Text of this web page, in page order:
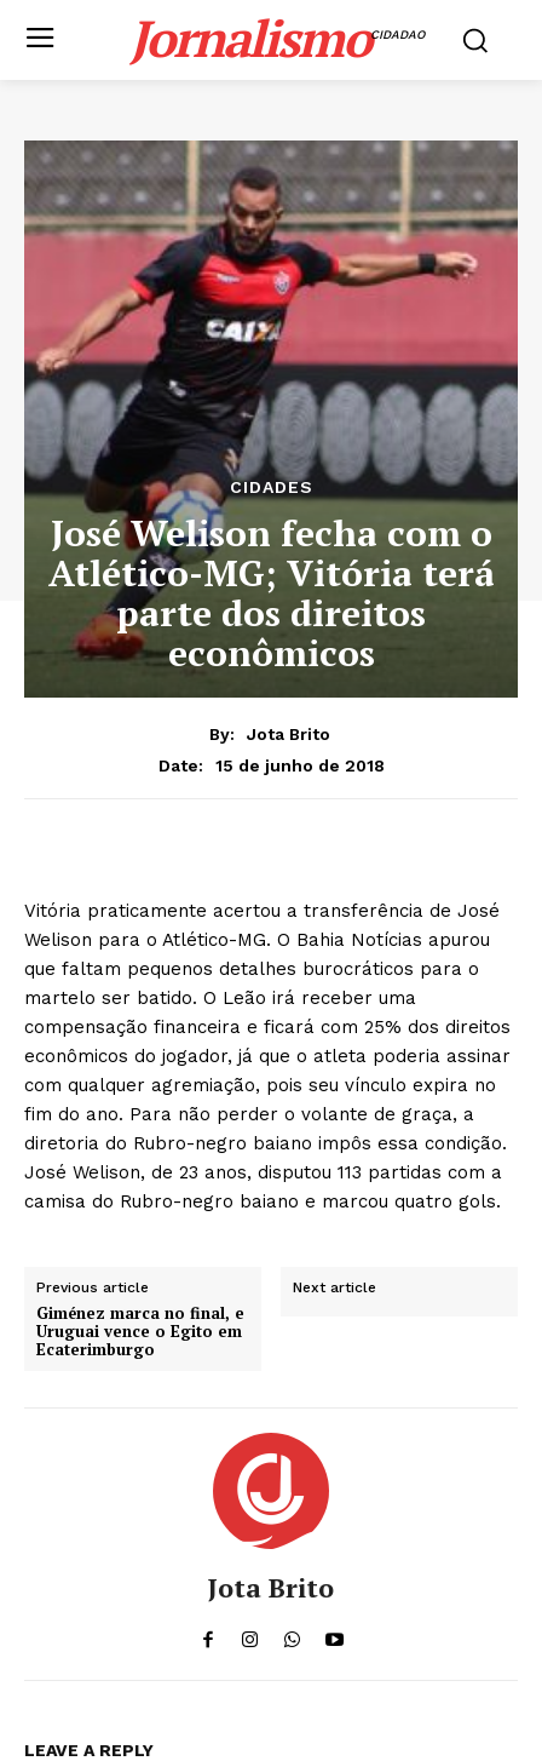
JornalismoCIDADAO
CIDADES
José Welison fecha com o
Atlético-MG; Vitória terá
parte dos direitos
econômicos
By:
Jota Brito
Date:
15 de junho de 2018
Vitória praticamente acertou a transferência de José
Welison para o Atlético-MG. O Bahia Notícias apurou
que faltam pequenos detalhes burocráticos para o
martelo ser batido. O Leão irá receber uma
compensação financeira e ficará com 25% dos direitos
econômicos do jogador, já que o atleta poderia assinar
com qualquer agremiação, pois seu vínculo expira no
fim do ano. Para não perder o volante de graça, a
diretoria do Rubro-negro baiano impôs essa condição.
José Welison, de 23 anos, disputou 113 partidas com a
camisa do Rubro-negro baiano e marcou quatro gols.
Previous article
Giménez marca no final, e
Uruguai vence o Egito em
Ecaterimburgo
Next article
Jota Brito
LEAVE A REPLY